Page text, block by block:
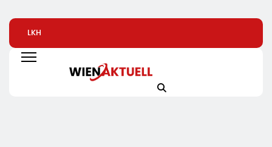
LKH
Krankenversicherung
Dreifach
Ausgezeichnet
Pizzeria: Gustavo
Innovationsprojekt
„Gustavomat“ An Den
Insolvenzen Sind